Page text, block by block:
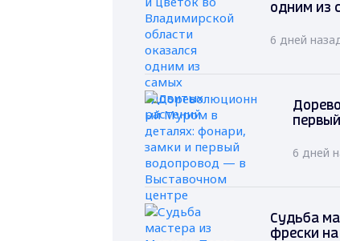
одним из
6 дней
6 дней
Судьба
фрески